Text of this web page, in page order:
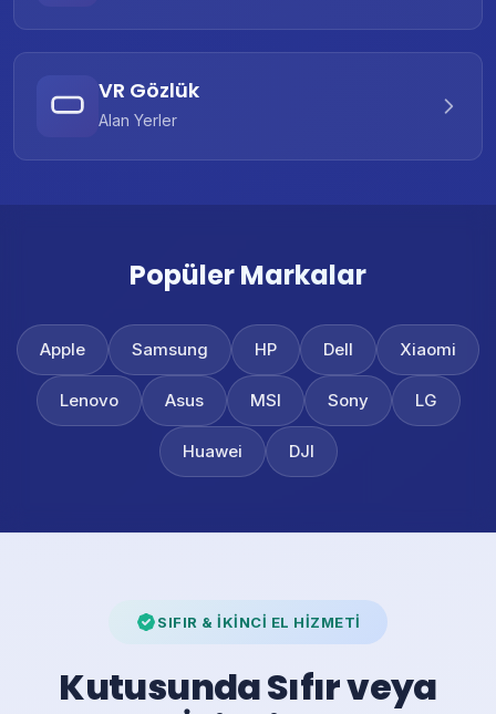
VR Gözlük
Alan Yerler
Popüler Markalar
Apple Samsung HP Dell Xiaomi
Lenovo Asus MSI Sony LG
Huawei DJI
SIFIR & İKİNCİ EL HİZMETİ
Kutusunda Sıfır veya